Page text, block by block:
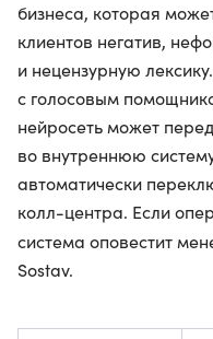
бизнеса, которая
клиентов негатив,
и нецензурную
с голосовым
нейросеть может
во внутреннюю
автоматически
колл-центра. Если
система оповестит
Sostav.